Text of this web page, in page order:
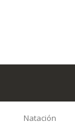
Natación